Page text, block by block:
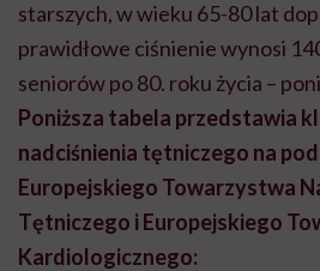
starszych, w wieku 65-80 lat
prawidłowe ciśnienie wynosi
seniorów po 80. roku życia –
Poniższa tabela przedstawia
nadciśnienia tętniczego na
Europejskiego Towarzystwa
Tętniczego i Europejskiego
Kardiologicznego: